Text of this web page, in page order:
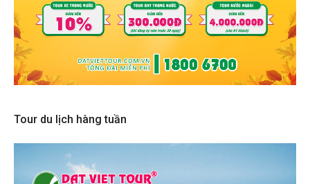
Tour du lịch hàng tuần